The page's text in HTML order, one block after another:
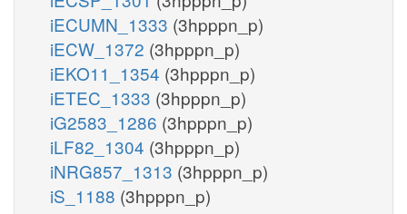
iECUMN_1333 (3hpppn_p)
iECW_1372 (3hpppn_p)
iEKO11_1354 (3hpppn_p)
iETEC_1333 (3hpppn_p)
iG2583_1286 (3hpppn_p)
iLF82_1304 (3hpppn_p)
iNRG857_1313 (3hpppn_p)
iS_1188 (3hpppn_p)